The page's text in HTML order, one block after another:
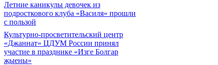
Летние каникулы девочек из
подросткового клуба «Василя» прошли
с пользой
Культурно-просветительский центр
«Джаннат» ЦДУМ России принял
участие в празднике «Изге Болгар
җыены»